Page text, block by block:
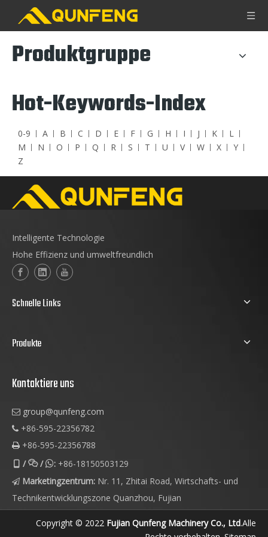
Produktgruppe
Hot-Keywords-Index
0-9 A B C D E F G H I J K
L
M
N O P Q R S T U V W X
Y
Z
Intelligente Technologie
Hohe Effizienz und umweltfreundlich
Schnelle Links
Produkte
Kontaktiere uns
 group@qunfeng.com
 +86-595-22356782
 +86-595-22356788
 //: +86-18150503129
 Marketingzentrum: Nr. 11, Zhitai Road, Wirtschafts- und
Technikentwicklungszone Quanzhou, Fujian
Copyright © 2022 Fujian Qunfeng Machinery Co., Ltd.Alle